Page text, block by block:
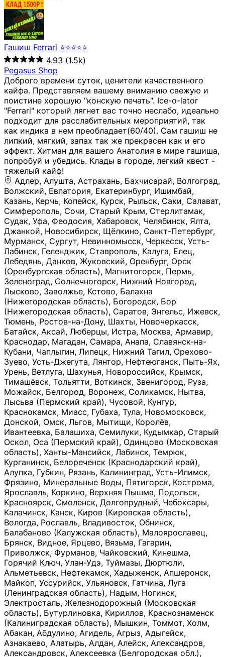
Гашиш Ferrari ⭐⭐⭐⭐⭐
4.93 (1.5k)
Pegasus Shop
Доброго времени суток, ценители качественного
кайфа. Представляем вашему вниманию свежую и
поистине хорошую "конскую печать". Ice-o-lator
"Ferrari" который лягнет вас точно неслабо, идеально
подходит для расслабительных мероприятий, так
как индика в нем преобладает(60/40). Сам гашиш не
липкий, мягкий, запах так же прекрасен как и его
эффект. Хитман для вашего Анатолия в мире гашиша,
попробуй и убедись. Клады в городе, легкий квест -
тяжелый кайф!
Адлер, Алушта, Астрахань, Бахчисарай, Волгоград, Волжский, Евпатория, Екатеринбург, Ишимбай, Казань, Керчь, Копейск, Курск, Рыльск, Саки, Салават, Симферополь, Сочи, Старый Крым, Стерлитамак, Судак, Уфа, Феодосия, Хабаровск, Челябинск, Ялта, Джанкой, Новосибирск, Щёлкино, Санкт-Петербург, Мурманск, Сургут, Невинномысск, Черкесск, Усть-Лабинск, Геленджик, Ставрополь, Калуга, Елец, Лебедянь, Данков, Жуковский, Оренбург, Орск (Оренбургская область), Магнитогорск, Пермь, Зеленоград, Солнечногорск, Нижний Новгород, Лысково, Заволжье, Кстово, Балахна (Нижегородская область), Богородск, Бор (Нижегородская область), Саратов, Энгельс, Ижевск, Тюмень, Ростов-на-Дону, Шахты, Новочеркасск, Батайск, Аксай, Люберцы, Истра, Москва, Армавир, Краснодар, Магадан, Самара, Анапа, Славянск-на-Кубани, Чаплыгин, Липецк, Нижний Тагил, Орехово-Зуево, Усть-Джегута, Лянтор, Нефтеюганск, Пыть-Ях, Урень, Ветлуга, Шахунья, Новороссийск, Крымск, Тимашёвск, Тольятти, Воткинск, Звенигород, Руза, Можайск, Белгород, Воронеж, Соликамск, Нытва, Лысьва (Пермский край), Чусовой, Кунгур, Краснокамск, Миасс, Губаха, Тула, Новомосковск, Донской, Омск, Льгов, Мытищи, Королёв, Ивантеевка, Балашиха, Семилуки, Кудымкар, Старый Оскол, Оса (Пермский край), Одинцово (Московская область), Ханты-Мансийск, Лабинск, Темрюк, Курганинск, Белореченск (Краснодарский край), Алупкa, Губкин, Рязань, Калининград, Усть-Илимск, Фрязино, Минеральные Воды, Пятигорск, Кострома, Ярославль, Коркино, Верхняя Пышма, Подольск, Красноярск, Смоленск, Долгопрудный, Чебоксары, Калачинск, Канск, Киров (Кировская область), Вологда, Рославль, Владивосток, Обнинск, Балабаново (Калужская область), Малоярославец, Брянск, Видное, Ярцево, Вязьма, Гагарин, Приволжск, Фурманов, Чайковский, Кинешма, Горячий Ключ, Улан-Удэ, Туймазы, Дюртюли, Альметьевск, Нефтекамск, Хадыженск, Апшеронск, Майкоп, Уссурийск, Ульяновск, Гатчина, Луга (Ленинградская область), Надым, Ногинск, Электросталь, Железнодорожный (Московская область), Бутурлиновка, Кириллов, Краснознаменск (Калиниградская область), Мышкин, Томмот, Холм, Абакан, Абдулино, Агидель, Агрыз, Адыгейск, Азнакаево, Алатырь, Алдан, Алейск, Александров, Александровск, Алексеевка (Белгородская обл.), Алексин, Амурск, Анадырь, Ангарск, Андреаполь, Анжеро-Судженск, Анива, Апатиты, Арамиль, Ардон, Арзамас, Аркадак, Арсеньев, Артём, Артёмовский, Архангельск, Асбест, Асино, Аткарск, Ахтубинск, Аша, Бабаево (Вологодская область), Бавлы (Республика Татарстан), Байкальск, Бакал, Баксан, Балаклава, Балаково (Саратовская область), Балашов (Саратовская область), Балтийск, Барабинск, Барнаул, Барыш (Ульяновская область), Бежецк, Белая Калитва (Ростовская область), Белебей, Белогорск (Крым), Белозерск, Белокуриха, Беломорск, Белоозёрский (Московская область), Белорецк (Республика Башкортостан), Кызыл, Белоярский (Ханты-Мансийский АО), Бердск, Березники (Пермский край), Берёзовский (Кемеровская область), Берёзовский (Свердловская область), Беслан, Бийск, Бикин, Билибино, Биробиджан, Благовещенск (Амурская область), Благовещенск (Башкортостан), Бобров, Богородицк, Боготол, Богучар, Бокситогорск (Ленинградская область), Бологое (Тверская область), Болхов, Большой Камень (Приморский край), Борисоглебск (Воронежская область), Боровичи (Новгородская область), Боровск, Бородино, Братск, Бронницы (Московская область), Бугульма (Республика Татарстан), Бугуруслан (Оренбургская область), Буинск, Буй, Буйнакск, Валдай, Валуйки, Велиж, Великие Луки, Великий Новгород, Великий Устюг, Вельск, Венёв, Верещагино, Верхнеуральск, Верхний Уфалей, Верхняя Салда, Верхняя Тура, Весьегонск, Вилючинск, Вихоревка, Вичуга, Владикавказ, Волгодонск, Волгореченск, Володарск, Волосово, Волчанск, Вольск, Воркута, Ворсма, Всеволожск (Ленинградская область), Вуктыл, Выкса, Высоковск, Высоцк, Вытегра, Вышний Волочёк, Вяземский, Вязники, Вятские Поляны, Нея, Шилка, Гаврилов Посад, Гаврилов-Ям, Гай, Галич, Гдов, Голицыно, Горно-Алтайск, Горнозаводск, Горняк, Городец, Гороховец, Гремячинск, Грозный, Грязи, Грязовец, Губкинский, Гуково, Гулькевичи, Гурьевск (Калининградская область), Гурьевск (Кемеровская область), Гусев, Гусь-Хрустальный, Давлеканово, Далматово, Дальнегорск, Дегтярск, Дедовск, Демидов, Дербент, Десногорск, Дзержинск, Дзержинский (Московская область), Дивногорск, Димитровград, Дмитровск, Дно, Добрянка, Долинск, Домодедово, Донецк (ДНР), Дорогобуж, Дрезна, Дубна, Дудинка, Духовщина, Дятьково, Егорьевск, Елабуга, Елизово, Ельня (Будет изменено название), Емва, Енисейск, Ермолино, Ершов, Ессентуки, Ефремов, Железноводск, Железногорск (Красноярский край), Железногорск (Курская область), Железногорск-Илимский, Жигулёвск, Жиздра, Жирновск, Жуков, Жуковка, Заводоуковск, Заволжск, Задонск, Заинск, Заозёрный, Заозёрск, Западная Двина, Заполярный, Зарайск, Заречный (Пензенская область), Заречный (Свердловская область), Заринск, Звенигово, Зверево, Зеленогорск ( Ленинградская обл. ), Зеленоградск, Зеленодольск, Зеленокумск, Зерноград, Зима, Змеиногорск, Зубцов, Ивангород, Иваново, Ивдель, Избербаш, Изобильный, Иланский, Инза, Инкерман, Инта, Ипатово, Искитим, Йошкар-Ола, Кадников, Калач, Калач-на-Дону, Калининск, Калтан, Калязин, Камбарка, Каменка (Пензенская область), Каменногорск (Ленинградская область), Каменск-Уральский, Каменск-Шахтинский, Камень-на-Оби, Камешково, Камышин, Канаш, Кандалакша, Карабаново, Карабаш, Карачаевск, Каргат, Каргополь, Карпинск, Карталы, Касимов, Касли, Каспийск, Катав-Ивановск, Катайск, Качканар, Кашин, Кашира, Кемерово, Кемь, Кизел, Кизилюрт, Кизляр, Кимовск, Кимры, Кингисепп, Кинель, Киреевск, Киренск, Киржач, Кириши, Кирово-Чепецк, Кировск (Ленинградская область), Кировск (Мурманская область), Кирсанов, Киселёвск, Кисловодск, Климовск, Клинцы, Княгинино, Ковдор, Ковров, Когалым, Козельск, Козьмодемьянск, Кола, Кологрив, Колпашево, Колпино, Кольчугино, Комсомольск, Комсомольск-на-Амуре, Конаково, Кондопога, Кондрово, Константиновск, Кораблино, Кореновск, Корсаков, Коряжма, Костерёво, Костомукша, Котельники, Котельниково, Котельнич, Котлас, Котовск, Кохма, Красноармейск (Московская область), Краснозаводск, Краснознаменск (Московская область), Краснокаменск, Краснослободск (Волгоградская область), Краснотурьинск, Красноуральск, Красный Сулин, Кремёнки, Кропоткин, Кубинка, Кувшиново (Тверская область), Кудрово, Кулебаки, Кумертау, Курлово, Куровское, Куртамыш, Курчатов, Куса, Кушва, Кыштым, Лабытнанги, Лагань, Лаишево (Республика Татарстан), Лакинск, Лангепас, Лахденпохья, Ленинск-Кузнецкий, Ленск (Республика Саха), Лермонтов (Ставропольский край), Лесозаводск (Приморский край), Лесосибирск, Ливны (Орловская область), Ликино-Дулёво, Липки (Тульская область), Лиски (Воронежская область), Лихославль, Лодейное Поле, Ломоносов (Санкт-Петербург), Лосино-Петровский, Лукоянов, Луховицы, Лыткарино, Любань (Ленинградская область), Любим, Людиново, Магас, Майский, Макаров, Малая Вишера, Малгобек, Мамадыш, Мамоново, Мантурово, Маркс, Махачкала, Мглин, Мегион, Медвежьегорск, Медногорск, Медынь, Меленки, Мелеуз, Менделеевск, Мещовск, Микунь, Миллерово, Минусинск, Миньяр, Мирный (Архангельская область), Мирный (Якутия), Михайловка (Город), Михайловск (Свердловская область), Михайловск (Ставропольский край), Могоча, Можга, Моздок, Мончегорск, Морозовск, Моршанск, Мосальск, Муравленко, Мурино, Муром, Мценск, Мыски, Набережные Челны, Навашино (Нижегородская область), Назарово (Красноярский край), Назрань, Нальчик, Наро-Фоминск, Нарткала, Нарьян-Мар, Находка, Невель (Псковская область), Невельск, Невьянск, Нелидово (Тверская область), Неман, Нерехта (Костромская область), Нерюнгри, Нестеров, Нефтегорск (Самарская область), Нефтекумск, Нижневартовск, Нижнекамск (Республика Татарстан), Нижнеудинск, Нижние Серги, Нижний Ломов, Нижняя Тура, Николаевск-на-Амуре, Никольск (Вологодская область), Никольск (Пензенская область), Новая Ладога, Новая Ляля, Новоалександровск, Новоалтайск, Нововоронеж, Новодвинск, Новозыбков, Новокубанск, Новокуйбышевск, Новомичуринск, Новопавловск, Новоржев, Новосокольники, Новотроицк, Новоульяновск, Новоуральск, Новохопёрск, Новочебоксарск, Новошахтинск, Новый Оскол, Новый Уренгой, Норильск, Нурлат, Нягань, Нязепетровск, Няндома, Облучье, Обоянь, Озёрск (Калининградская область), Озёрск (Челябинская область), Озёры, Октябрьск (Самарская область), Октябрьский (Башкортостан), Окуловка (Новгородская область), Оленегорск, Олонец, Онега, Опочка, Осинники, Осташков, Остров, Острогожск, Отрадный, Оха, Павлово, Павловск (Воронежская область), Павловск (Санкт-Петербург), Павловский Посад, Партизанск, Певек, Пенза, Первоуральск, Перевоз, Пересвет, Переславль-Залесский, Пестово (Новгородская область), Петрозаводск, Петропавловск-Камчатский, Печоры, Пикалёво, Пионерский, Питкяранта, Плавск, Плёс, Подпорожье, Покачи, Покров, Покровск, Полесск, Полысаево, Полярные Зори, Полярный, Поронайск, Порхов, Похвистнево, Почеп, Починок, Пошехонье, Правдинск, Приморск (Калининградская область), Приморско-Ахтарск, Приозерск, Прокопьевск, Протвино, Прохладный, Пугачёв, Пудож, Пустошка, Пушкино, Пущино, Пыталово, Радужный (Владимирская область), Радужный (Ханты-Мансийский АО), Райчихинск, Раменское, Рассказово, Ревда, Реж, Реутов, Родники, Россошь, Ростов (Ярославская обл.), Рошаль, Ртищево, Рубцовск, Рузаевка, Рыбинск, Рыбное, Ряжск, Салехард, Сальск, Саранск, Сарапул, Саров, Сасово, Сатка, Сафоново, Саяногорск, Саянск, Светлогорск, Светлоград, Светлый, Светогорск (Ленинградская область), Свободный, Себеж, Северобайкальск, Северодвинск, Североуральск, Сегежа, Семикаракорск, Сенгилей, Серафимович, Сергач, Сергиев Посад, Сердобск, Сертолово (Ленинградская область), Сестрорецк (Ленинградская область), Сибай, Скопин, Славгород, Сланцы, Слободской, Слюдянка, Собинка, Советск (Кировская область), Советск (Калининградская область), Советск (Тульская область), Советская Гавань, Советский (Ханты-Мансийский АО), Сокол (Вологодская область), Солигалич, Соль-Илецк, Сольцы, Сортавала, Сосенский, Сосновоборск, Сосновый Бор (Ленинградская область), Сосногорск, Спас-Клепики, Спасск-Рязанский, С